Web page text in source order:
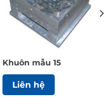
Khuôn mẫu 15
Liên hệ